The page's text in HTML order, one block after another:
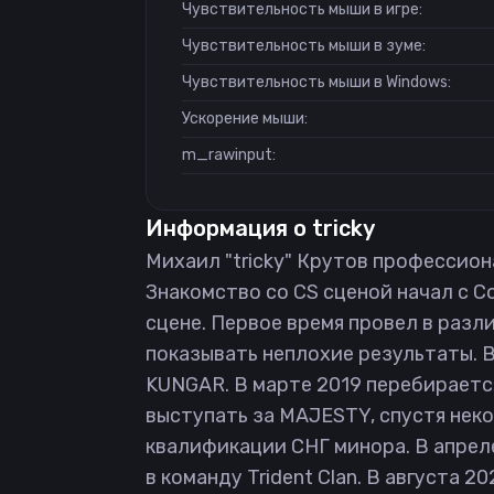
Чувствительность мыши в игре:
Чувствительность мыши в зуме:
Чувствительность мыши в Windows:
Ускорение мыши:
m_rawinput:
Информация о tricky
Михаил "tricky" Крутов
Знакомство со CS сценой начал с
сцене. Первое время провел в
показывать неплохие результаты.
KUNGAR. В марте 2019
выступать за MAJESTY, спустя
квалификации СНГ минора. В
в команду Trident Clan. В августа